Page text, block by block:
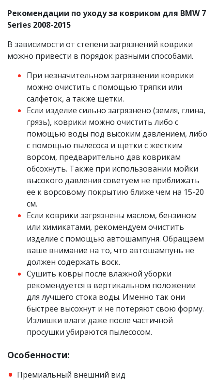
Рекомендации по уходу за ковриком для BMW 7
Series 2008-2015
В зависимости от степени загрязнений коврики
можно привести в порядок разными способами.
При незначительном загрязнении коврики
можно очистить с помощью тряпки или
салфеток, а также щетки.
Если изделие сильно загрязнено (земля, глина,
грязь), коврики можно очистить либо с
помощью воды под высоким давлением, либо
с помощью пылесоса и щетки с жестким
ворсом, предварительно дав коврикам
обсохнуть. Также при использовании мойки
высокого давления советуем не приближать
ее к ворсовому покрытию ближе чем на 15-20
см.
Если коврики загрязнены маслом, бензином
или химикатами, рекомендуем очистить
изделие с помощью автошампуня. Обращаем
ваше внимание на то, что автошампунь не
должен содержать воск.
Сушить ковры после влажной уборки
рекомендуется в вертикальном положении
для лучшего стока воды. Именно так они
быстрее высохнут и не потеряют свою форму.
Излишки влаги даже после частичной
просушки убираются пылесосом.
Особенности:
Премиальный внешний вид